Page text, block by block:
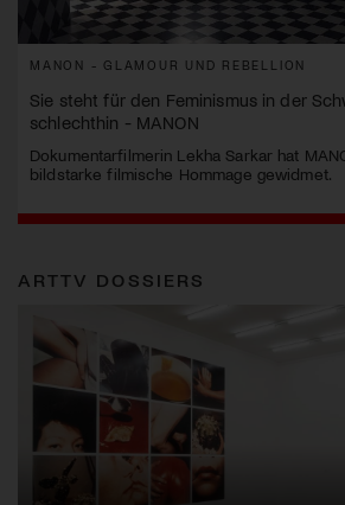
MANON - GLAMOUR UND REBELLION
Sie steht für den Feminismus in der
schlechthin - MANON
Dokumentarfilmerin Lekha Sarkar hat
bildstarke filmische Hommage gewidmet.
ARTTV DOSSIERS